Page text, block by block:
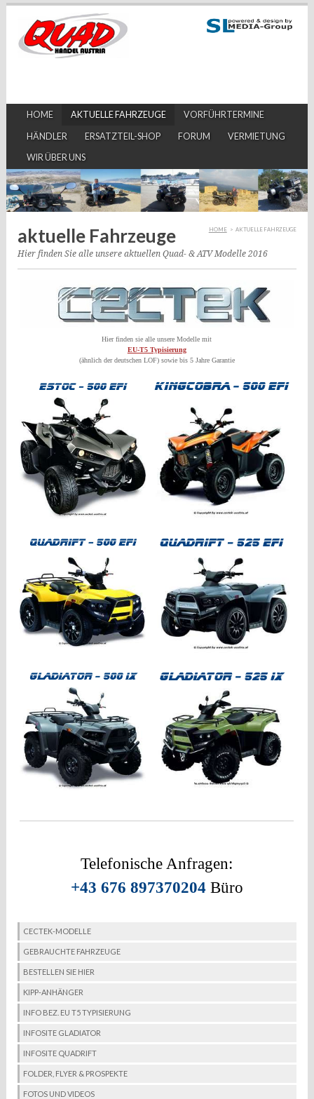
HOME AKTUELLE FAHRZEUGE VORFÜHRTERMINE
HÄNDLER ERSATZTEIL-SHOP FORUM VERMIETUNG
WIR ÜBER UNS
HOME > AKTUELLE FAHRZEUGE
aktuelle Fahrzeuge
Hier finden Sie alle unsere aktuellen Quad- & ATV Modelle 2016
Hier finden sie alle unsere Modelle mit
EU-T5 Typisierung
(ähnlich der deutschen LOF) sowie bis 5 Jahre Garantie
Telefonische Anfragen:
+43 676 897370204 Büro
CECTEK-MODELLE
GEBRAUCHTE FAHRZEUGE
BESTELLEN SIE HIER
KIPP-ANHÄNGER
INFO BEZ. EU T5 TYPISIERUNG
INFOSITE GLADIATOR
INFOSITE QUADRIFT
FOLDER, FLYER & PROSPEKTE
FOTOS UND VIDEOS